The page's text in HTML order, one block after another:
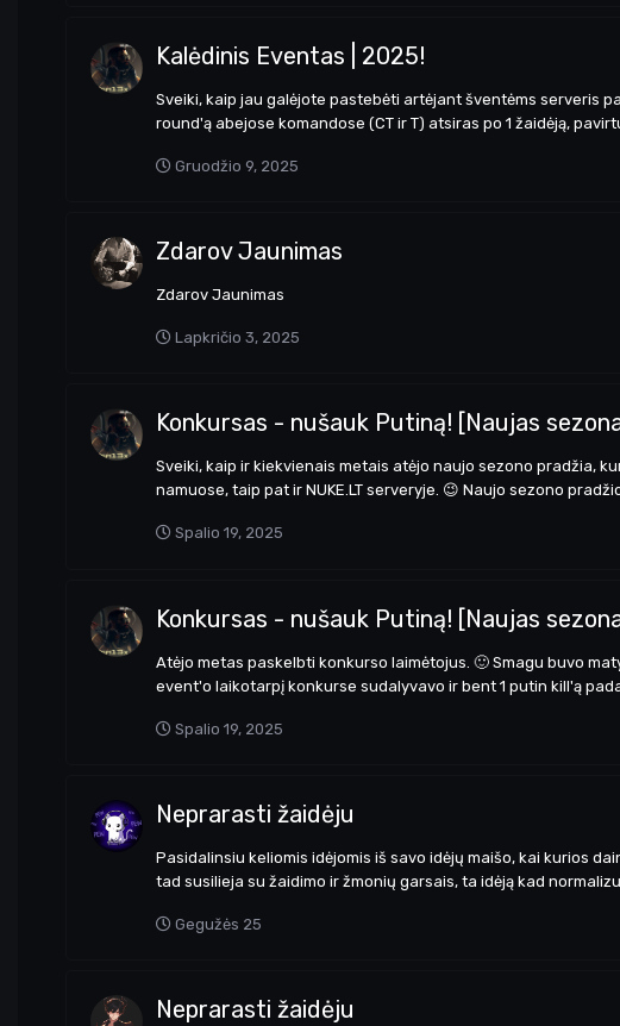
Kalėdinis Eventas | 2025!
Sveiki, kaip jau galėjote pastebėti artėjant šventėms serveris
round'ą abejose komandose (CT ir T) atsiras po 1 žaidėją,
Gruodžio 9, 2025
Zdarov Jaunimas
Zdarov Jaunimas
Lapkričio 3, 2025
Konkursas - nušauk Putiną! [Naujas
Sveiki, kaip ir kiekvienais metais atėjo naujo sezono pradžia,
namuose, taip pat ir NUKE.LT serveryje. 😉 Naujo sezono
Spalio 19, 2025
Konkursas - nušauk Putiną! [Naujas
Atėjo metas paskelbti konkurso laimėtojus. 🙂 Smagu buvo
event'o laikotarpį konkurse sudalyvavo ir bent 1 putin kill'ą
Spalio 19, 2025
Neprarasti žaidėju
Pasidalinsiu keliomis idėjomis iš savo idėjų maišo, kai kurios
tad susilieja su žaidimo ir žmonių garsais, ta idėją kad
Gegužės 25
Neprarasti žaidėju